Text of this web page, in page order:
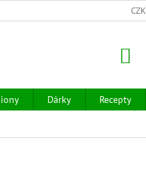
HODNOCENÍ OBCHODUCZK
Dárky Recepty